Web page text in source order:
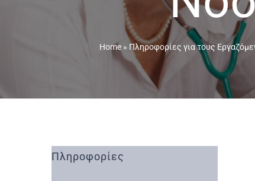
Home» Πληροφορίες για τους
Πληροφορίες